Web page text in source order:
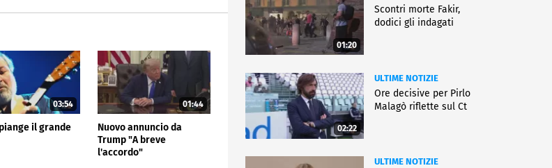
03:54
il grande
01:44
Nuovo annuncio da
Trump "A breve
l'accordo"
01:20
Scontri morte Fakir,
dodici gli indagati
02:22
ULTIME NOTIZIE
Ore decisive per Pirlo
Malagò riflette sul Ct
ULTIME NOTIZIE